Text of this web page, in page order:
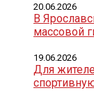
В
массовой
20.06.2026
Для
19.06.2026